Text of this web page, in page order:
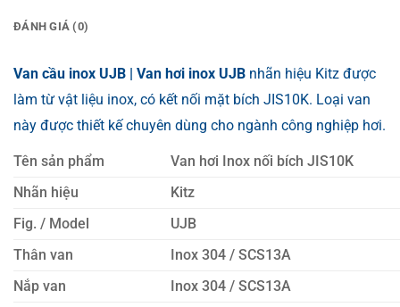
ĐÁNH GIÁ (0)
Van cầu inox UJB | Van hơi inox UJB nhãn hiệu Kitz được
làm từ vật liệu inox, có kết nối mặt bích JIS10K. Loại van
này được thiết kế chuyên dùng cho ngành công nghiệp hơi.
Tên sản phẩm
Van hơi Inox nối bích JIS10K
Nhãn hiệu
Kitz
Fig. / Model
UJB
Thân van
Inox 304 / SCS13A
Nắp van
Inox 304 / SCS13A